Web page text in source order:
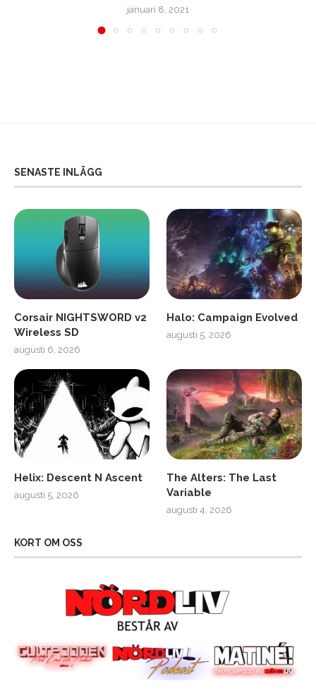
januari 8, 2021
SENASTE INLÄGG
Corsair NIGHTSWORD v2
Wireless SD
augusti 6, 2026
Halo: Campaign Evolved
augusti 5, 2026
Helix: Descent N Ascent
augusti 5, 2026
The Alters: The Last
Variable
augusti 4, 2026
KORT OM OSS